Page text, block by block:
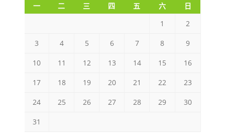
一 二 三 四 五 六
日
1
2
3 4 5 6 7 8 9
10 11 12 13 14 15 16
17 18 19 20 21 22 23
24 25 26 27 28 29 30
31